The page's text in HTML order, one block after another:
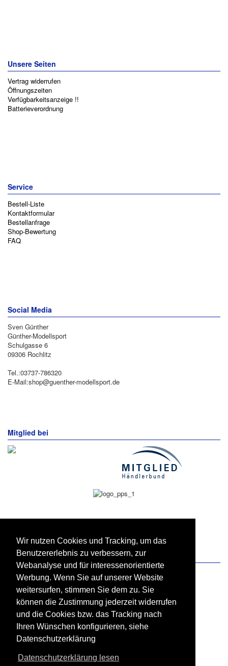
Wir nutzen Cookies und Tracking, um das
Benutzererlebnis zu verbessern, zur
Webanalyse und für interessenorientierte
Werbung. Wenn Sie auf unserer Website
weitersurfen, stimmen Sie dem zu. Sie
können die Zustimmung jederzeit widerrufen
und die Cookies bzw. das Tracking nach
Ihren Wünschen konfigurieren, siehe
Datenschutzerklärung
Datenschutzerklärung lesen
Unsere Seiten
Vertrag widerrufen
Öffnungszeiten
Verfügbarkeitsanzeige !!
Batterieverordnung
Service
Bestell-Liste
Kontaktformular
Bestellanfrage
Shop-Bewertung
FAQ
Social Media
Sven Günther
Günther-Modellsport
Schulgasse 6
09306 Rochlitz
Tel.:03737-786320
E-Mail:shop@guenther-modellsport.de
Mitglied bei
Zahlung und Versand